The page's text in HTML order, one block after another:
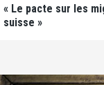
« Le pacte sur les
suisse »